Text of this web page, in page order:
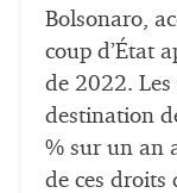
Bolsonaro,
coup d’État
de 2022.
destination
% sur un an
de ces droits